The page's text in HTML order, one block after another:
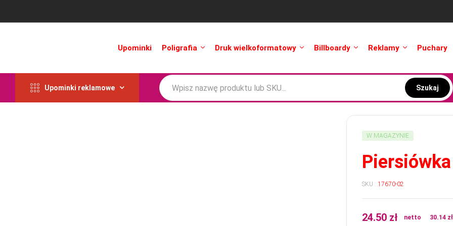
Upominki Poligrafia Druk wielkoformatowy Billboardy Reklamy Puchary
Upominki reklamowe Szukaj
W MAGAZYNIE
SKU : 17670-02
24.50 zł netto 30.14 zł